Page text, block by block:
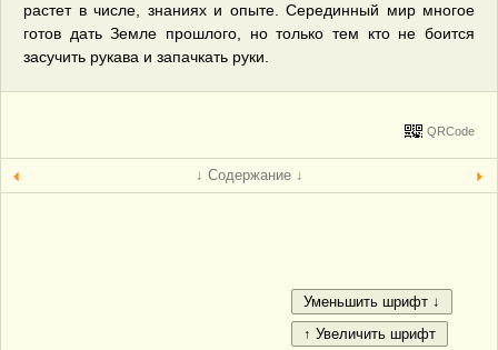
растет в числе, знаниях и опыте. Серединный мир многое
готов дать Земле прошлого, но только тем кто не боится
засучить рукава и запачкать руки.
QRCode
↓ Содержание ↓